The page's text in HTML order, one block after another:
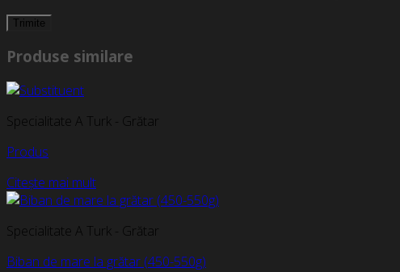
Produse similare
Specialitate A Turk - Grătar
Produs
Citește mai mult
Specialitate A Turk - Grătar
Biban de mare la grătar (450-550g)